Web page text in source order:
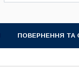
ПОВЕРНЕННЯ ТА